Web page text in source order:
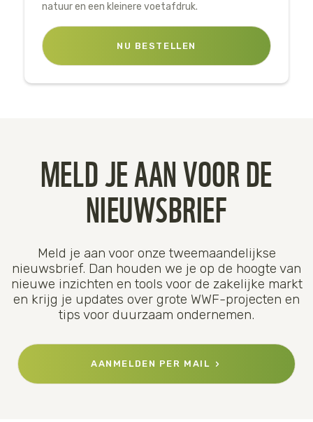
natuur en een kleinere voetafdruk.
NU BESTELLEN
MELD JE AAN VOOR DE
NIEUWSBRIEF
Meld je aan voor onze tweemaandelijkse
nieuwsbrief. Dan houden we je op de hoogte van
nieuwe inzichten en tools voor de zakelijke markt
en krijg je updates over grote WWF-projecten en
tips voor duurzaam ondernemen.
AANMELDEN PER MAIL